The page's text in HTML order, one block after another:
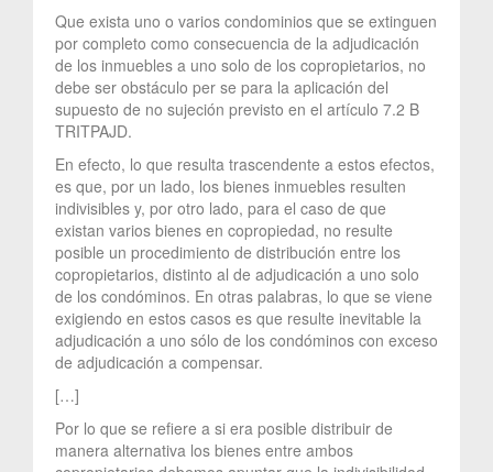
Que exista uno o varios condominios que se extinguen
por completo como consecuencia de la adjudicación
de los inmuebles a uno solo de los copropietarios, no
debe ser obstáculo per se para la aplicación del
supuesto de no sujeción previsto en el artículo 7.2 B
TRITPAJD.
En efecto, lo que resulta trascendente a estos efectos,
es que, por un lado, los bienes inmuebles resulten
indivisibles y, por otro lado, para el caso de que
existan varios bienes en copropiedad, no resulte
posible un procedimiento de distribución entre los
copropietarios, distinto al de adjudicación a uno solo
de los condóminos. En otras palabras, lo que se viene
exigiendo en estos casos es que resulte inevitable la
adjudicación a uno sólo de los condóminos con exceso
de adjudicación a compensar.
[…]
Por lo que se refiere a si era posible distribuir de
manera alternativa los bienes entre ambos